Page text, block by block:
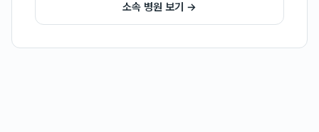
소속 병원 보기 →